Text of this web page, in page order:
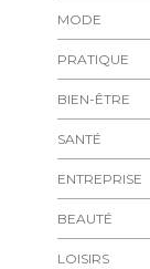
MODE
PRATIQUE
BIEN-ÊTRE
SANTÉ
ENTREPRISE
BEAUTÉ
LOISIRS